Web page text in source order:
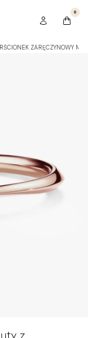
0
ZARĘCZYNOWY
z